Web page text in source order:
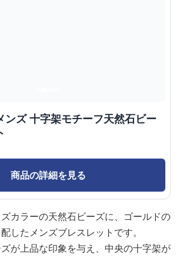
ンズ 十字架モチーフ天然石ビー
商品の詳細を見る
カラーの天然石ビーズに、ゴールドの
したメンズブレスレットです。
が上品な印象を与え、中央の十字架が